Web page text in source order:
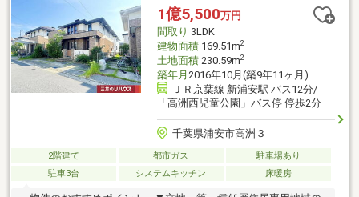
機・2ボウルの洗面台■ ご希望の住まい探しをお手伝いします
━━━━━・・・物件の詳細・ご相談はお気軽にお問い合わせく
ださい。
1億5,500万円
間取り 3LDK
建物面積169.51m2
土地面積230.59m2
築年月 2016年10月(築9年11ヶ月)
ＪＲ京葉線 新浦安駅 バス12分/
「高洲西児童公園」バス停 停歩2分
千葉県浦安市高洲３
2階建て 都市ガス
駐車場あり
駐車3台
システムキッチン 床暖房